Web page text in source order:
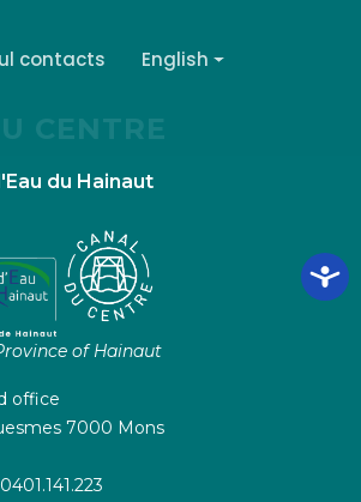
contacts English
CENTRE
du Hainaut
of Hainaut
office
7000 Mons